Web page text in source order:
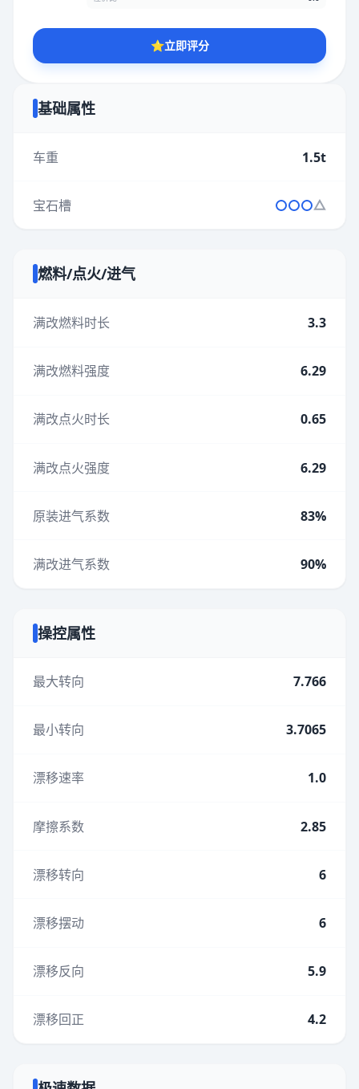
⭐立即评分
基础属性
车重 1.5t
宝石槽
燃料/点火/进气
满改燃料时长 3.3
满改燃料强度 6.29
满改点火时长 0.65
满改点火强度 6.29
原装进气系数 83%
满改进气系数 90%
操控属性
最大转向 7.766
最小转向 3.7065
漂移速率 1.0
摩擦系数 2.85
漂移转向 6
漂移摆动 6
漂移反向 5.9
漂移回正 4.2
★★★★★★★★★★